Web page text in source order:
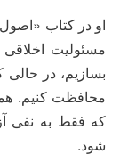
او در کتاب «اصول
مسئولیت
بسازیم، در حالی
محافظت کنیم.
که فقط به نفی
شود.